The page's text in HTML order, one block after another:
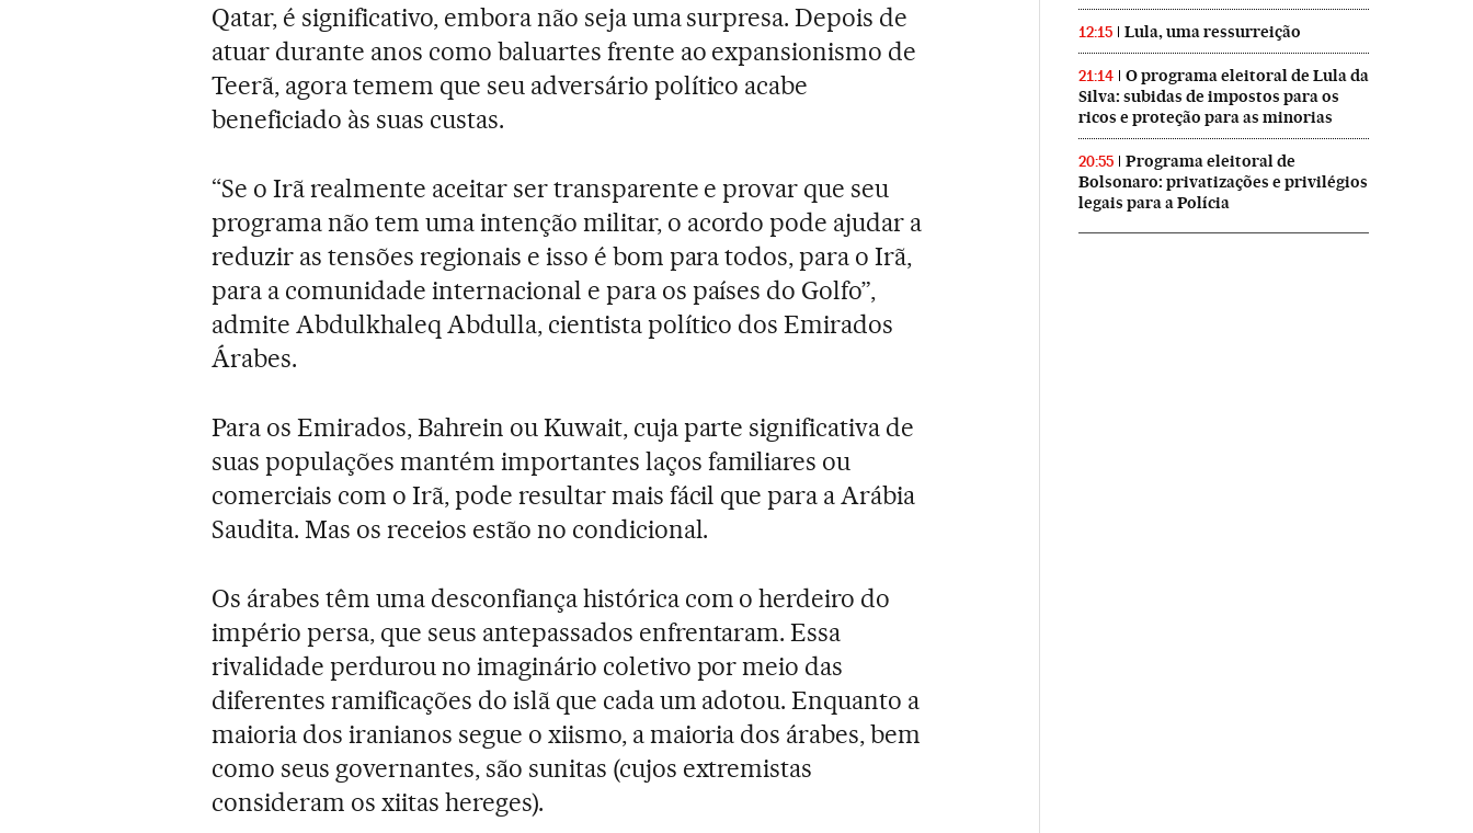
Qatar, é significativo, embora não seja uma surpresa. Depois de
atuar durante anos como baluartes frente ao expansionismo de
Teerã, agora temem que seu adversário político acabe
beneficiado às suas custas.
“Se o Irã realmente aceitar ser transparente e provar que seu
programa não tem uma intenção militar, o acordo pode ajudar a
reduzir as tensões regionais e isso é bom para todos, para o Irã,
para a comunidade internacional e para os países do Golfo”,
admite Abdulkhaleq Abdulla, cientista político dos Emirados
Árabes.
Para os Emirados, Bahrein ou Kuwait, cuja parte significativa de
suas populações mantém importantes laços familiares ou
comerciais com o Irã, pode resultar mais fácil que para a Arábia
Saudita. Mas os receios estão no condicional.
Os árabes têm uma desconfiança histórica com o herdeiro do
império persa, que seus antepassados enfrentaram. Essa
rivalidade perdurou no imaginário coletivo por meio das
diferentes ramificações do islã que cada um adotou. Enquanto a
maioria dos iranianos segue o xiismo, a maioria dos árabes, bem
como seus governantes, são sunitas (cujos extremistas
consideram os xiitas hereges).
12:15 Lula, uma ressurreição
21:14
O programa eleitoral de Lula da
Silva: subidas de impostos para os
ricos e proteção para as minorias
20:55
Programa eleitoral de
Bolsonaro: privatizações e privilégios
legais para a Polícia